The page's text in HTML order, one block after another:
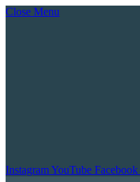
Close Menu
InstagramYouTube Facebook